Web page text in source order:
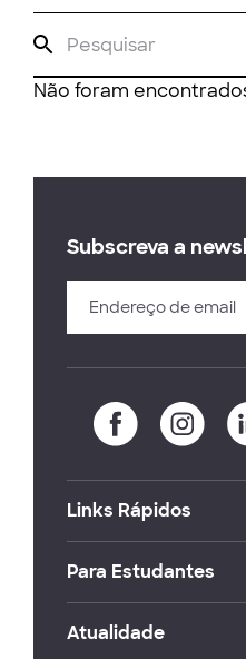
Não foram
Subscreva a
Links Rápidos
Para Estudantes
Atualidade